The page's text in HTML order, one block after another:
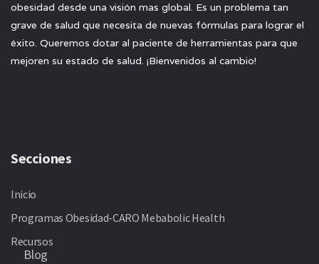
obesidad desde una visión mas global. Es un problema tan
grave de salud que necesita de nuevas fórmulas para lograr el
éxito. Queremos dotar al paciente de herramientas para que
mejoren su estado de salud. ¡Bienvenidos al cambio!
Secciones
Inicio
Programas Obesidad-CARO Mebabolic Health
Recursos
Blog